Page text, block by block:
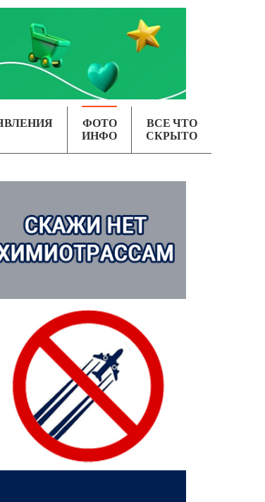
ФОТО
ИНФО
ВСЕ ЧТО
СКРЫТО